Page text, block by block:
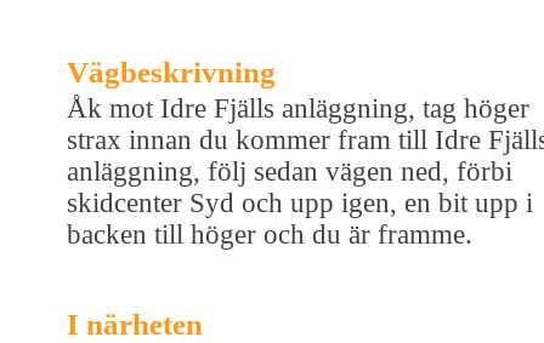
Vägbeskrivning
Åk mot Idre Fjälls anläggning, tag höger
strax innan du kommer fram till Idre
anläggning, följ sedan vägen ned, förbi
skidcenter Syd och upp igen, en bit upp i
backen till höger och du är framme.
I närheten